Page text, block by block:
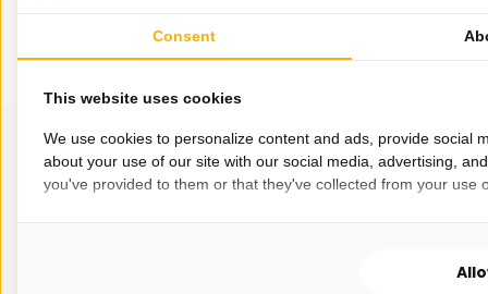
Consent
This website uses cookies
We use cookies to personalize content and ads, provide social
about your use of our site with our social media, advertising,
you've provided to them or that they've collected from your use